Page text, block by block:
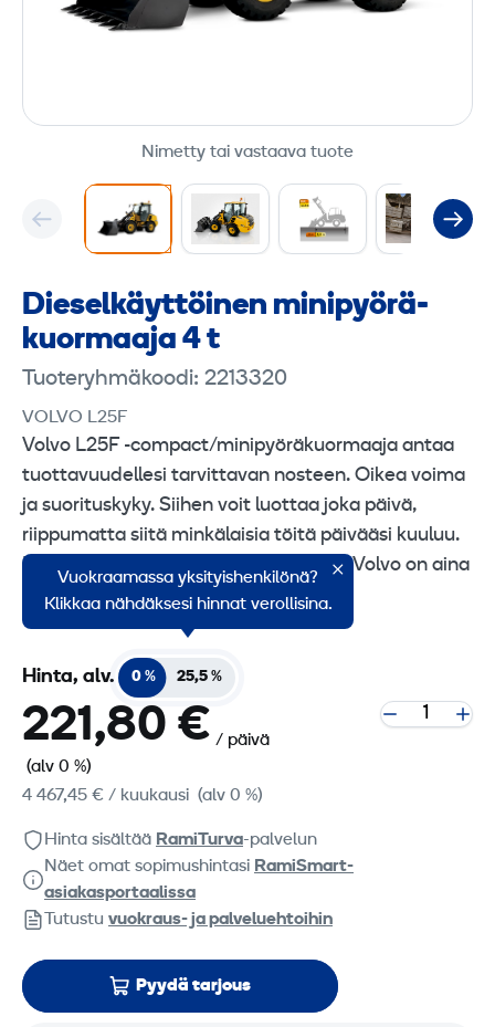
Nimetty tai vastaava tuote
Diesel­käyttöinen minipyörä­
kuormaaja 4 t
Tuoteryhmäkoodi: 2213320
VOLVO L25F
Volvo L25F -compact/minipyöräkuormaaja antaa
tuottavuudellesi tarvittavan nosteen. Oikea voima
ja suorituskyky. Siihen voit luottaa joka päivä,
riippumatta siitä minkälaisia töitä päivääsi kuuluu.
Nostaa, kuormaa ja liikkuu ketterästi, Volvo on aina
valmis työhön.
Vuokraamassa yksityishenkilönä?
Klikkaa nähdäksesi hinnat verollisina.
Hinta, alv. 0 % 25,5 %
221,80 € / päivä
(alv 0 %)
4 467,45 € / kuukausi (alv 0 %)
Hinta sisältää RamiTurva-palvelun
Näet omat sopimushintasi RamiSmart-
asiakasportaalissa
Tutustu vuokraus- ja palveluehtoihin
Pyydä tarjous